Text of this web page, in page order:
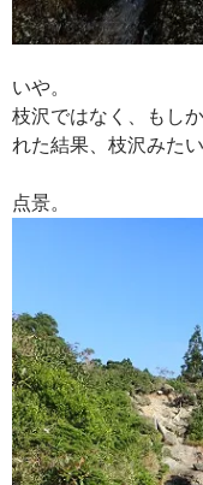
いや。
枝沢ではなく、もし
れた結果、枝沢みた
点景。